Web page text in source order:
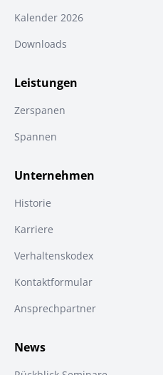
Kalender 2026
Downloads
Leistungen
Zerspanen
Spannen
Unternehmen
Historie
Karriere
Verhaltenskodex
Kontaktformular
Ansprechpartner
News